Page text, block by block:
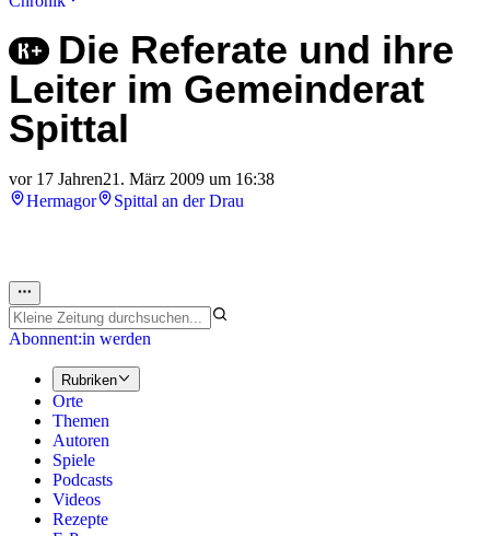
Die Referate und ihre
Leiter im Gemeinderat
Spittal
vor 17 Jahren21. März 2009 um 16:38
Hermagor
Spittal an der Drau
Abonnent:in werden
Rubriken
Orte
Themen
Autoren
Spiele
Podcasts
Videos
Rezepte